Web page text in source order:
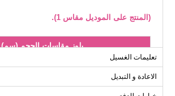
(المنتج على الموديل مقاس 1).
بلوز مقاسات الحجم (سم)
الحجم
1
تعليمات الغسيل
الاعادة و التبديل